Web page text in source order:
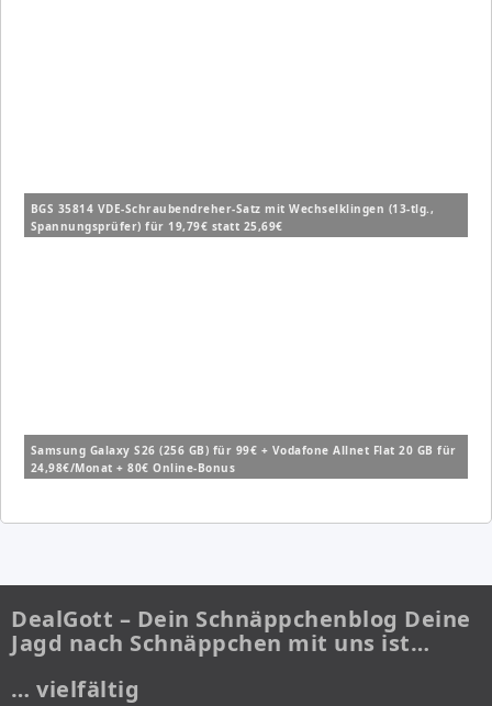
BGS 35814 VDE-Schraubendreher-Satz mit Wechselklingen (13-tlg.,
Spannungsprüfer) für 19,79€ statt 25,69€
Samsung Galaxy S26 (256 GB) für 99€ + Vodafone Allnet Flat 20 GB für
24,98€/Monat + 80€ Online-Bonus
DealGott – Dein Schnäppchenblog Deine
Jagd nach Schnäppchen mit uns ist…
… vielfältig